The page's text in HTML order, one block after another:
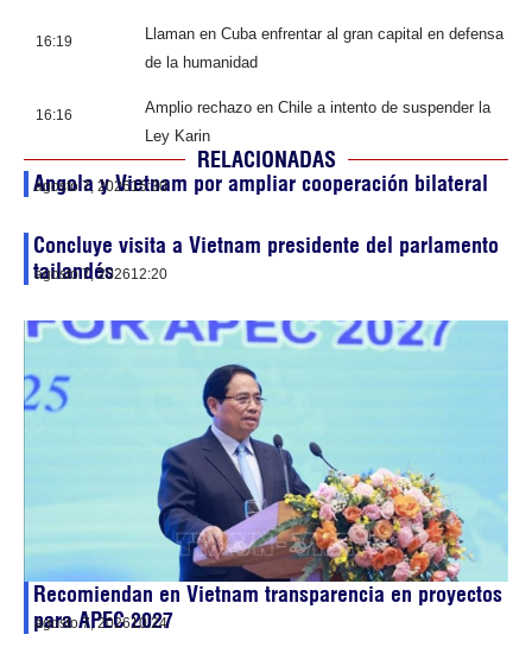
16:19
Llaman en Cuba enfrentar al gran capital en defensa
de la humanidad
16:16
Amplio rechazo en Chile a intento de suspender la
Ley Karin
RELACIONADAS
Angola y Vietnam por ampliar cooperación bilateral
agosto 7, 202615:30
Concluye visita a Vietnam presidente del parlamento
tailandés
agosto 7, 202612:20
Recomiendan en Vietnam transparencia en proyectos
para APEC 2027
agosto 7, 202610:24